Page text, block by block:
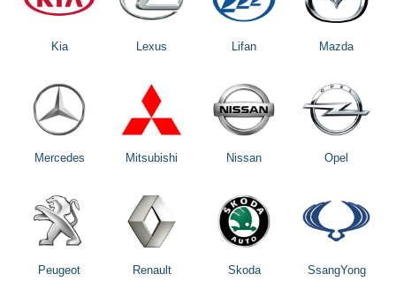
Kia Lexus Lifan Mazda
Mercedes Mitsubishi Nissan Opel
Peugeot Renault Skoda SsangYong